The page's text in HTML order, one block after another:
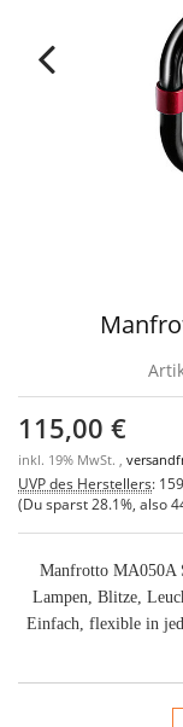
115,00 €
inkl. 19% MwSt. ,
UVP des Herstellers:
(Du sparst 28.1% , also
Manfrotto MA050A
Lampen, Blitze,
Einfach, flexible in